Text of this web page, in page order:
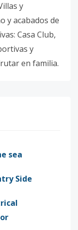
y
y acabados de
Casa Club,
y
en familia.
sea
Side